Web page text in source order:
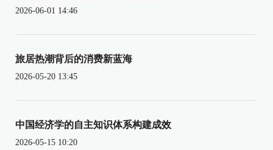
2026-06-01 14:46
旅居热潮背后的消费新蓝海
2026-05-20 13:45
中国经济学的自主知识体系构建成效
2026-05-15 10:20